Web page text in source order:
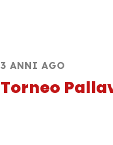
3 ANNI AGO
Torneo